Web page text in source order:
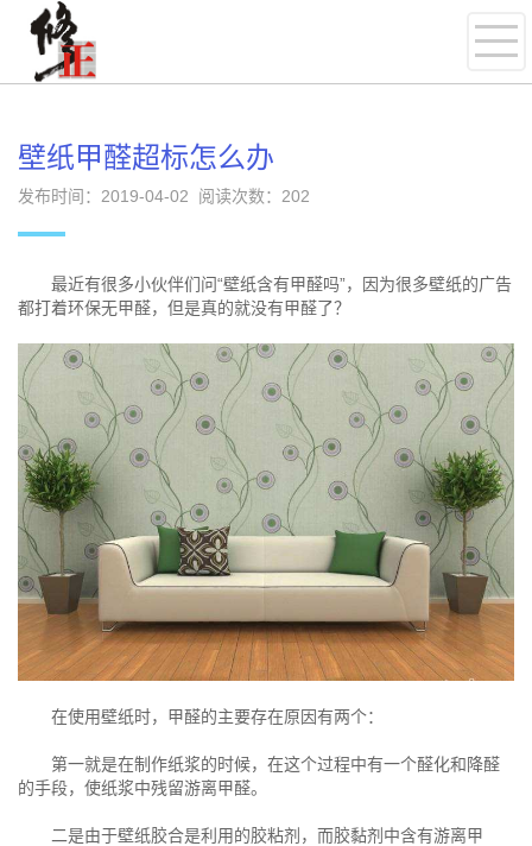
壁纸甲醛超标怎么办
发布时间：2019-04-02 阅读次数： 202
最近有很多小伙伴们问“壁纸含有甲醛吗”，因为很多壁纸的广告
都打着环保无甲醛，但是真的就没有甲醛了？
在使用壁纸时，甲醛的主要存在原因有两个：
第一就是在制作纸浆的时候，在这个过程中有一个醛化和降醛
的手段，使纸浆中残留游离甲醛。
二是由于壁纸胶合是利用的胶粘剂，而胶黏剂中含有游离甲